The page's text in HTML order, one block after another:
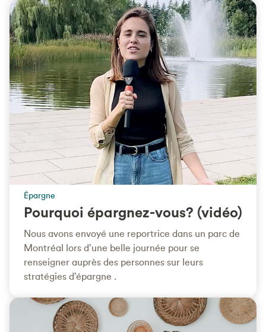
Épargne
Pourquoi épargnez-vous? (vidéo)
Nous avons envoyé une reportrice dans un parc de
Montréal lors d’une belle journée pour se
renseigner auprès des personnes sur leurs
stratégies d’épargne .